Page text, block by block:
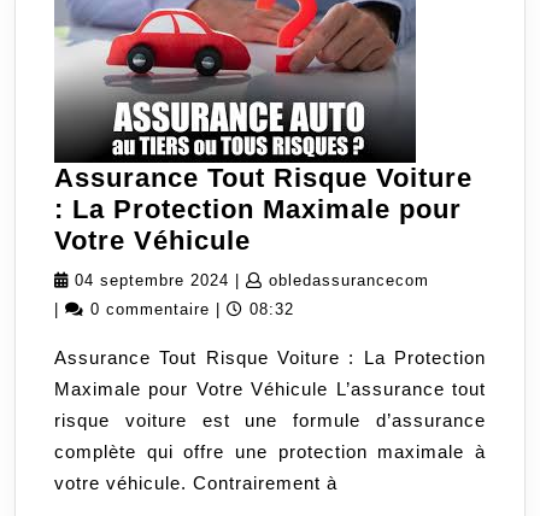
Assurance Tout Risque Voiture
: La Protection Maximale pour
Votre Véhicule
Tout
Risque
:
La
Protection
Maximale
pour
04 septembre 2024 04
septembre
obledassurancecom
0 commentaire 08:32
Assurance Tout Risque Voiture : La Protection
Maximale pour Votre Véhicule L’assurance tout
risque voiture est une formule d’assurance
complète qui offre une protection maximale à
votre véhicule. Contrairement à